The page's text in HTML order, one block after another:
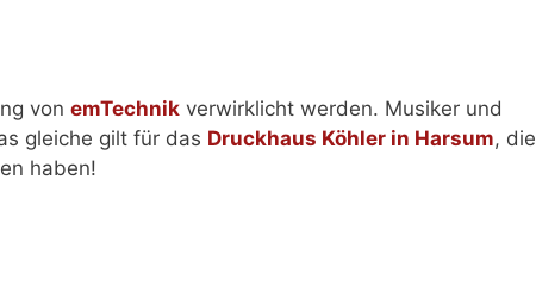
von emTechnik verwirklicht werden. Musiker und
gleiche gilt für das Druckhaus Köhler in Harsum, die
haben!